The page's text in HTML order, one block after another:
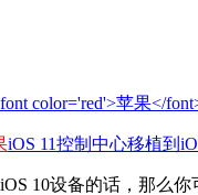
iOS 11控制中心移植到
10设备的话，那么